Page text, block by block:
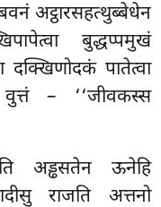
अट्ठारसहत्थुब्बेधेन
बुद्धप्पमुखं
दक्खिणोदकं पातेत्वा
– ‘‘जीवकस्स
अड्ढसतेन ऊनेहि
राजति अत्तनो